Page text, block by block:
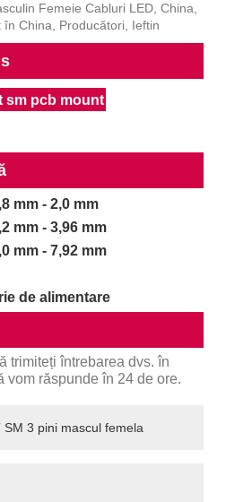
Femeie Cabluri LED, China,
China, Producători, Ieftin
sm pcb mount
mm - 2,0 mm
mm - 3,96 mm
mm - 7,92 mm
de alimentare
trimiteți întrebarea dvs. în
vom răspunde în 24 de ore.